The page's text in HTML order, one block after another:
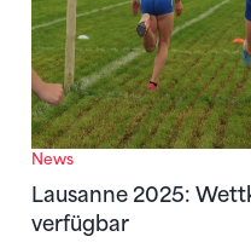
News
Lausanne 2025:
verfügbar